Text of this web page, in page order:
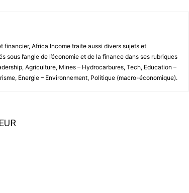
financier, Africa Income traite aussi divers sujets et
sous l’angle de l’économie et de la finance dans ses rubriques
Agriculture, Mines – Hydrocarbures, Tech, Education –
Energie – Environnement, Politique (macro-économique).